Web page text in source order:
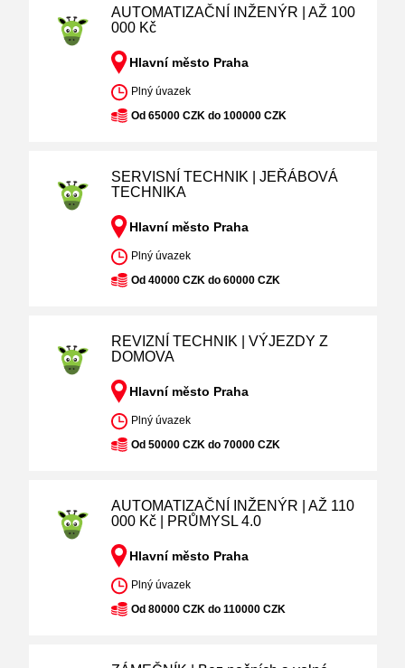
AUTOMATIZAČNÍ INŽENÝR | AŽ 100
000 Kč
Hlavní město Praha
Plný úvazek
Od 65000 CZK do 100000 CZK
SERVISNÍ TECHNIK | JEŘÁBOVÁ
TECHNIKA
Hlavní město Praha
Plný úvazek
Od 40000 CZK do 60000 CZK
REVIZNÍ TECHNIK | VÝJEZDY Z
DOMOVA
Hlavní město Praha
Plný úvazek
Od 50000 CZK do 70000 CZK
AUTOMATIZAČNÍ INŽENÝR | AŽ 110
000 Kč | PRŮMYSL 4.0
Hlavní město Praha
Plný úvazek
Od 80000 CZK do 110000 CZK